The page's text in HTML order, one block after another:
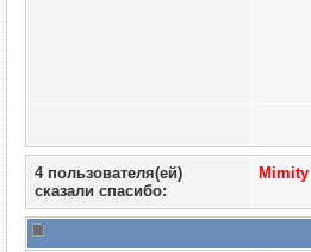
4 пользователя(ей)
сказали cпасибо:
Mimity